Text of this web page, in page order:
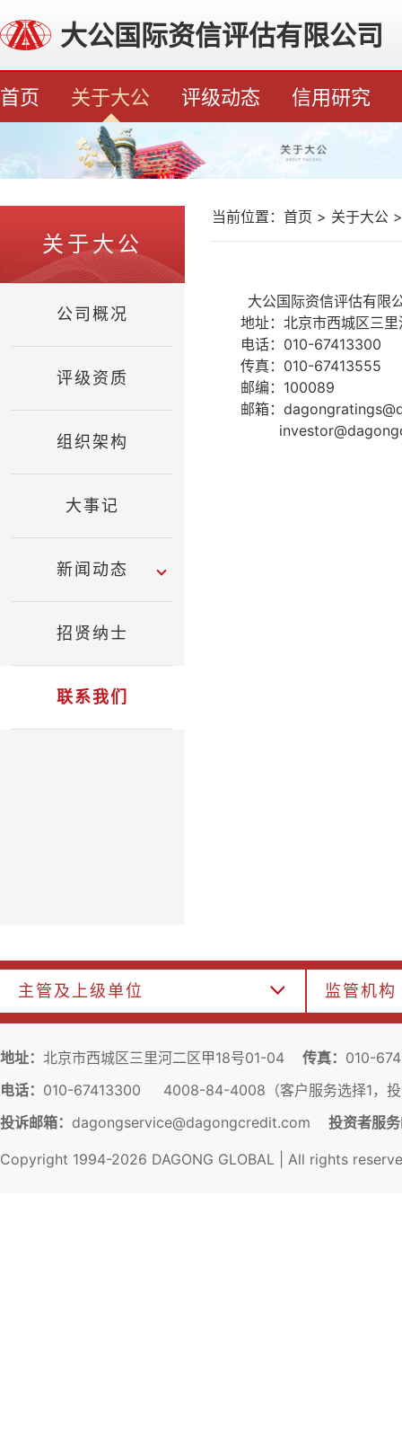
大公国际资信评估有限公司
首页 关于大公 评级动态 信用研究
关于大公
公司概况
评级资质
组织架构
大事记
新闻动态
招贤纳士
联系我们
当前位置： 首页 > 关于大公
大公国际资信评估有限
地址：北京市西城区三里
电话：010-67413300
传真：010-67413555
邮编：100089
邮箱：
主管及上级单位 监管机构
地址： 北京市西城区三里河二区甲18号01-04 传真： 010-
电话： 010-67413300 4008-84-4008（客户服务选择1，投
投诉邮箱： dagongservice@dagongcredit.com 投资者服
Copyright 1994-2026 DAGONG GLOBAL | All rights